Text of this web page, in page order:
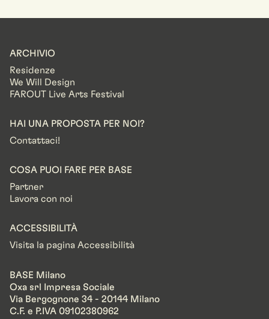
ARCHIVIO
Residenze
We Will Design
FAROUT Live Arts Festival
HAI UNA PROPOSTA PER NOI?
Contattaci!
COSA PUOI FARE PER BASE
Partner
Lavora con noi
ACCESSIBILITÀ
Visita la pagina Accessibilità
BASE Milano
Oxa srl Impresa Sociale
Via Bergognone 34 - 20144 Milano
C.F. e P.IVA 09102380962